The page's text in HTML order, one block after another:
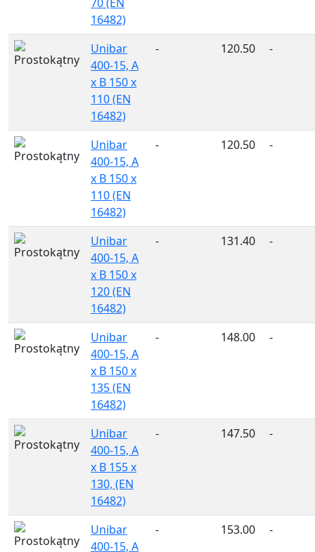
16482)
Unibar
400-15, A
x B 150 x
110 (EN
16482)
- 120.50 -
Unibar
400-15, A
x B 150 x
110 (EN
16482)
- 120.50 -
Unibar
400-15, A
x B 150 x
120 (EN
16482)
- 131.40 -
Unibar
400-15, A
x B 150 x
135 (EN
16482)
- 148.00 -
Unibar
400-15, A
x B 155 x
130, (EN
16482)
- 147.50 -
Unibar
400-15, A
- 153.00 -